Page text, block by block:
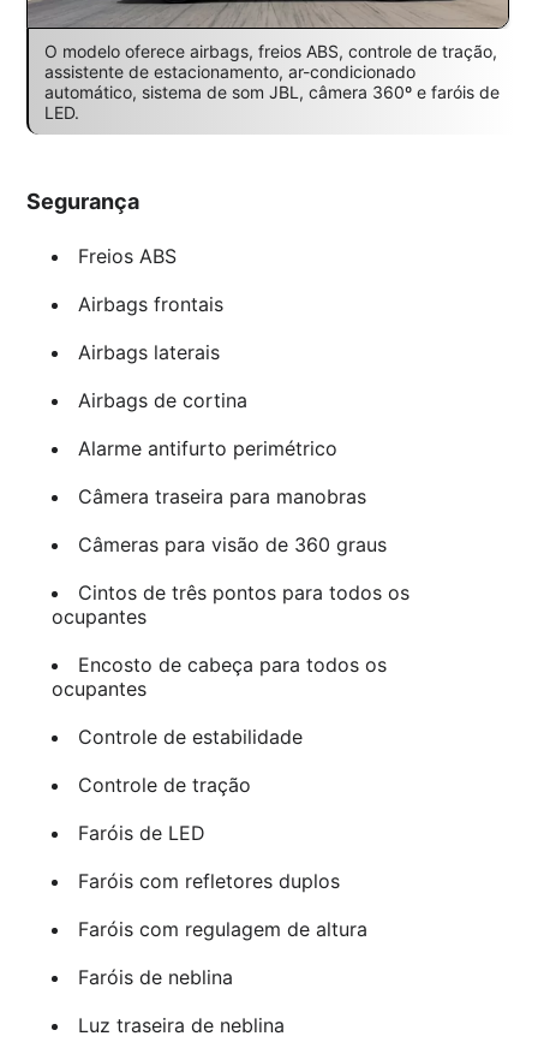
O modelo oferece airbags, freios ABS, controle de tração,
assistente de estacionamento, ar-condicionado
automático, sistema de som JBL, câmera 360º e faróis de
LED.
Segurança
Freios ABS
Airbags frontais
Airbags laterais
Airbags de cortina
Alarme antifurto perimétrico
Câmera traseira para manobras
Câmeras para visão de 360 graus
Cintos de três pontos para todos os
ocupantes
Encosto de cabeça para todos os
ocupantes
Controle de estabilidade
Controle de tração
Faróis de LED
Faróis com refletores duplos
Faróis com regulagem de altura
Faróis de neblina
Luz traseira de neblina